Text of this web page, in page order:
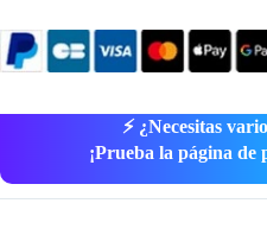
⚡ ¿Necesitas
¡Prueba la página de